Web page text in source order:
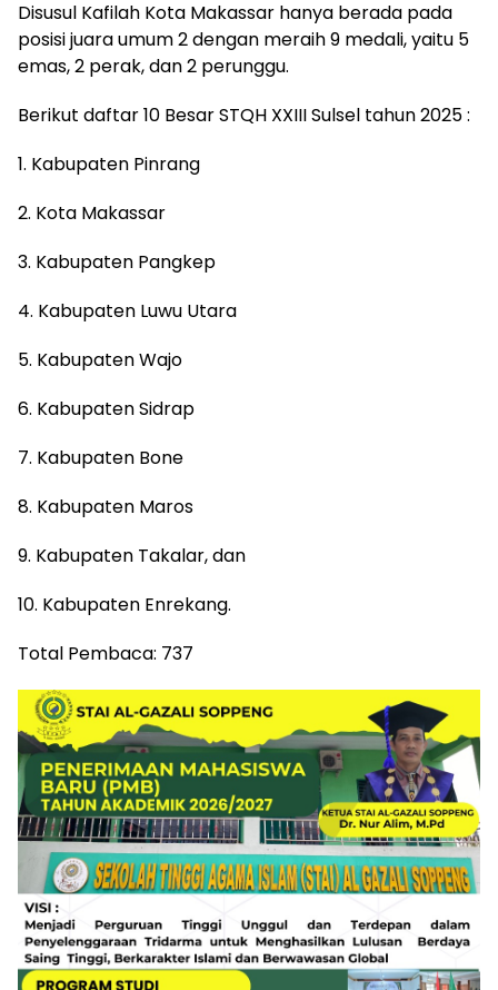
Disusul Kafilah Kota Makassar hanya berada pada
posisi juara umum 2 dengan meraih 9 medali, yaitu 5
emas, 2 perak, dan 2 perunggu.
Berikut daftar 10 Besar STQH XXIII Sulsel tahun 2025 :
1. Kabupaten Pinrang
2. Kota Makassar
3. Kabupaten Pangkep
4. Kabupaten Luwu Utara
5. Kabupaten Wajo
6. Kabupaten Sidrap
7. Kabupaten Bone
8. Kabupaten Maros
9. Kabupaten Takalar, dan
10. Kabupaten Enrekang.
Total Pembaca: 737